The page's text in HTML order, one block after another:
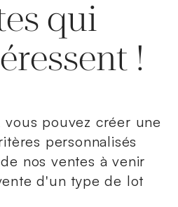
qui
!
pouvez créer une
personnalisés
nos ventes à venir
d'un type de lot